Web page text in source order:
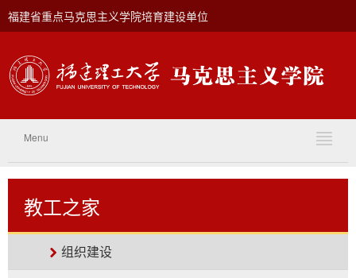
福建省重点马克思主义学院培育建设单位
Menu
教工之家
组织建设